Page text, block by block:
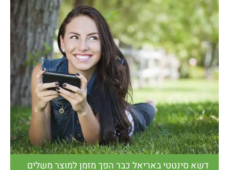
דשא סינטטי באריאל כבר הפך מזמן למוצר משלים